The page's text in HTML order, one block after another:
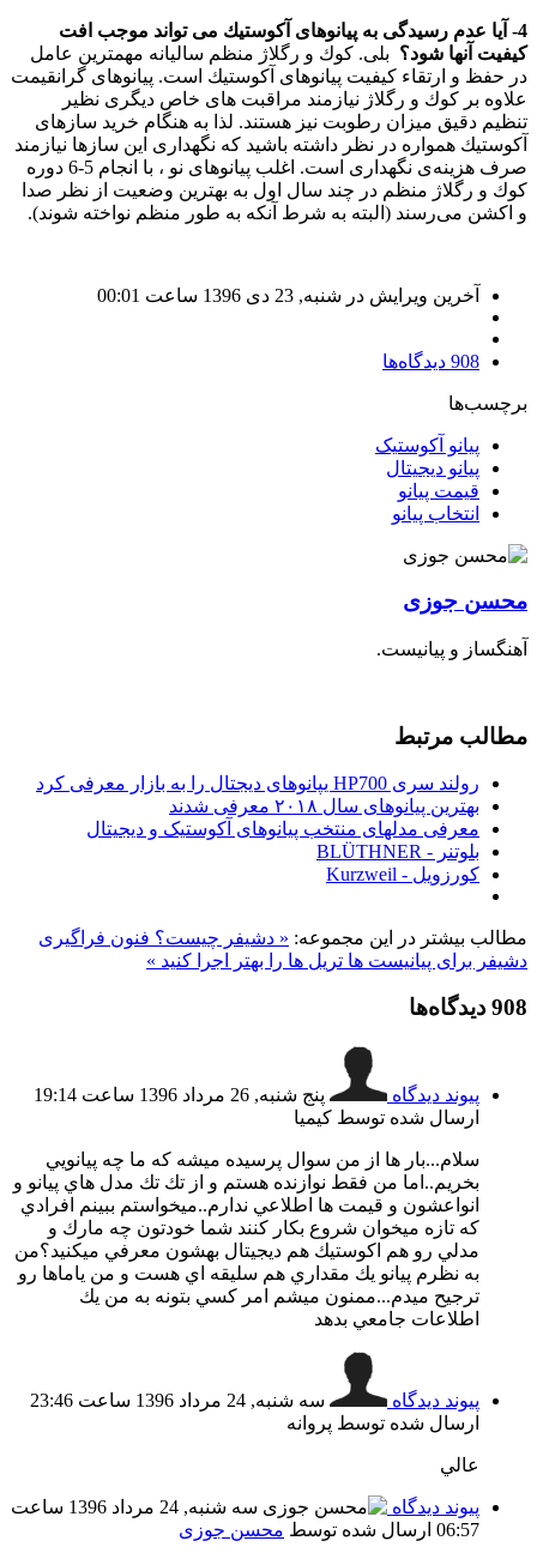
4- آیا عدم رسیدگی به پیانوهای آكوستیك می تواند موجب افت
كیفیت آنها شود؟ بلی. كوك و رگلاژ منظم سالیانه مهمترین عامل
در حفظ و ارتقاء كیفیت پیانوهای آكوستیك است. پیانوهای گرانقیمت
علاوه بر كوك و رگلاژ نیازمند مراقبت های خاص دیگری نظیر
تنظیم دقیق میزان رطوبت نیز هستند. لذا به هنگام خرید سازهای
آكوستیك همواره در نظر داشته باشید كه نگهداری این سازها نیازمند
صرف هزینه‌ی نگهداری است. اغلب پیانوهای نو ، با انجام 5-6 دوره
كوك و رگلاژ منظم در چند سال اول به بهترین وضعیت از نظر صدا
و اكشن می‌رسند (‌البته به شرط آنكه به طور منظم نواخته شوند).
آخرین ویرایش در شنبه, 23 دی 1396 ساعت 00:01
908 دیدگاه‌ها
برچسب‌ها
پیانو آکوستیک
پیانو دیجیتال
قیمت پیانو
انتخاب پیانو
محسن جوزی
آهنگساز و پیانیست.
مطالب مرتبط
رولند سری HP700 یپانوهای دیجتال را به بازار معرفی کرد
بهترین پیانوهای سال ۲۰۱۸ معرفی شدند
معرفی مدلهای منتخب پیانوهای آکوستیک و دیجیتال
بلوتنر - BLÜTHNER
کورزویل - Kurzweil
مطالب بیشتر در این مجموعه: « دشيفر چیست؟ فنون فراگیری
دشيفر برای پيانيست ها تريل ها را بهتر اجرا كنيد »
908 دیدگاه‌ها
پیوند دیدگاه
پنج شنبه, 26 مرداد 1396 ساعت 19:14
ارسال شده توسط كيميا
سلام...بار ها از من سوال پرسيده ميشه كه ما چه پيانويي
بخريم..اما من فقط نوازنده هستم و از تك تك مدل هاي پيانو و
انواعشون و قيمت ها اطلاعي ندارم..ميخواستم ببينم افرادي
كه تازه ميخوان شروع بكار كنند شما خودتون چه مارك و
مدلي رو هم اكوستيك هم ديجيتال بهشون معرفي ميكنيد؟من
به نظرم پيانو يك مقداري هم سليقه اي هست و من ياماها رو
ترجيح ميدم...ممنون ميشم امر كسي بتونه به من يك
اطلاعات جامعي بدهد
پیوند دیدگاه
سه شنبه, 24 مرداد 1396 ساعت 23:46
ارسال شده توسط پروانه
عالي
پیوند دیدگاه
سه شنبه, 24 مرداد 1396 ساعت
06:57 ارسال شده توسط محسن جوزی